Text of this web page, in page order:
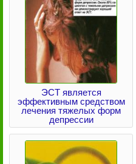
ЭСТ является
эффективным средством
лечения тяжелых форм
депрессии